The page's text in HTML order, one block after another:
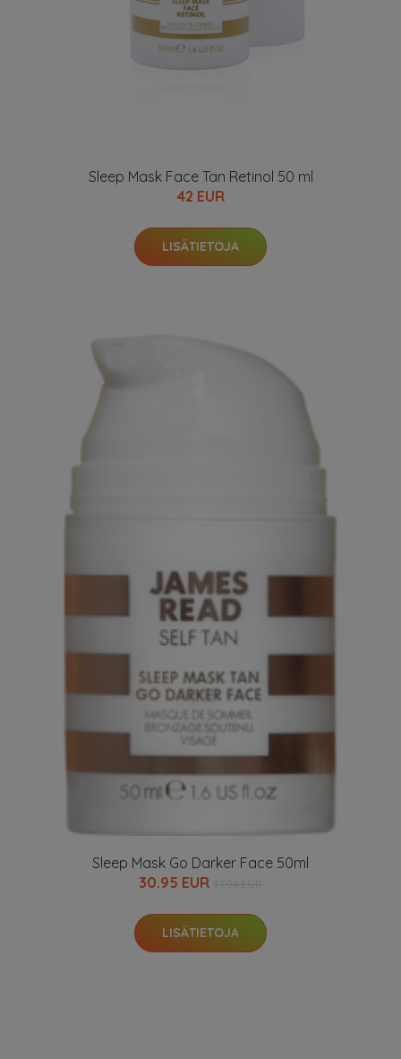
Sleep Mask Face Tan Retinol 50 ml
42 EUR
LISÄTIETOJA
Sleep Mask Go Darker Face 50ml
30.95 EUR
LISÄTIETOJA